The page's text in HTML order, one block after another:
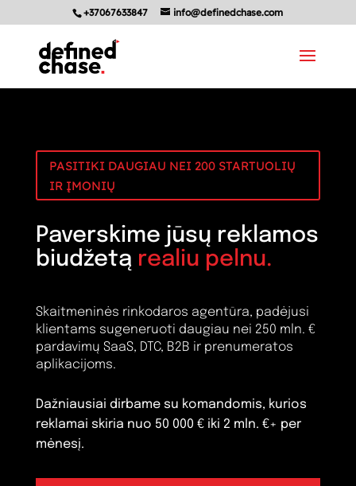
+37067633847 info@definedchase.com
PASITIKI DAUGIAU NEI 200 STARTUOLIŲ
IR ĮMONIŲ
Paverskime jūsų reklamos
biudžetą realiu pelnu.
Skaitmeninės rinkodaros agentūra, padėjusi
klientams sugeneruoti daugiau nei 250 mln. €
pardavimų SaaS, DTC, B2B ir prenumeratos
aplikacijoms.
Dažniausiai dirbame su komandomis, kurios
reklamai skiria nuo 50 000 € iki 2 mln. €+ per
mėnesį.